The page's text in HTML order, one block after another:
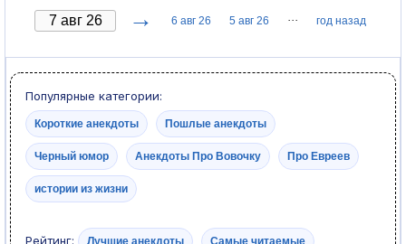
→ 6 авг 26 5 авг 26 ··· год назад
Популярные категории:
Короткие анекдоты Пошлые анекдоты
Черный юмор Анекдоты Про Вовочку Про Евреев
истории из жизни
Рейтинг: Лучшие анекдоты Самые читаемые